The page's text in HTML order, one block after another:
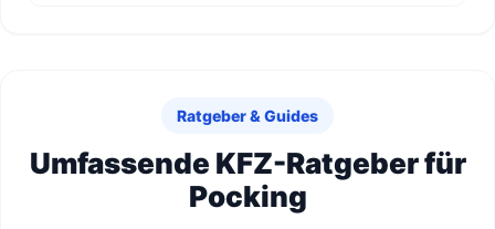
Ratgeber & Guides
Umfassende KFZ-Ratgeber für
Pocking